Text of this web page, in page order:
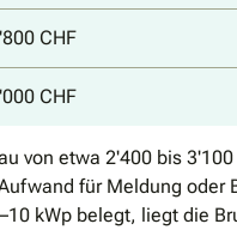
CHF
CHF
von etwa 2'400 bis
für Meldung
kWp belegt, liegt die